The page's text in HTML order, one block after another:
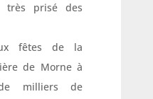
très prisé des
fêtes de la
de Morne à
de milliers de